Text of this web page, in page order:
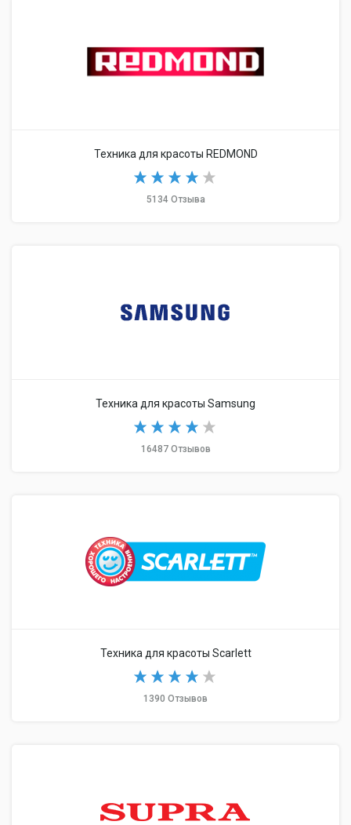
Техника для красоты REDMOND
5134 Отзыва
Техника для красоты Samsung
16487 Отзывов
Техника для красоты Scarlett
1390 Отзывов